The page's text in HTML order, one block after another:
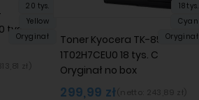
tys. Y
313,81 zł
20 tys.
Yellow
Oryginał
Toner Kyocera TK-855
1T02H7CEU0 18 tys. C
Oryginał no box
299,99 zł(netto: 243,89 zł
18 tys.
Cyan
Oryginał